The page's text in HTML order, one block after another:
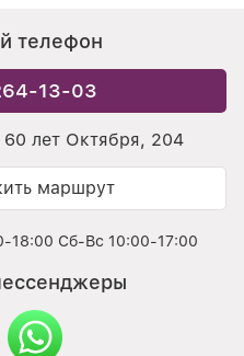
телефон
13-03
лет Октября, 204
маршрут
18:00 Сб-Вс 10:00-17:00